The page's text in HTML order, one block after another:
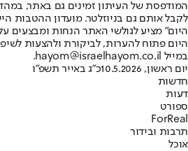
המודפסת של העיתון זמינים גם באתר,
לקבל אותם גם בניוזלטר. מועדון ההטבות
היום" מציע לגולשי האתר הנחות ומבצעים
היום פתוח להערות, לביקורת ולהצעות
במייל hayom@israelhayom.co.il.
יום ראשון, 10.5.2026
כ"ג באייר תשפ"ו
חדשות
דעות
ספורט
ForReal
תרבות ובידור
אוכל